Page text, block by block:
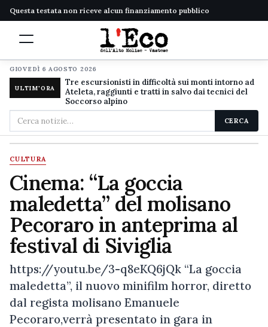
Questa testata non riceve alcun finanziamento pubblico
GIOVEDÌ 6 AGOSTO 2026
ULTIM'ORA
Tre escursionisti in difficoltà sui monti intorno ad
Ateleta, raggiunti e tratti in salvo dai tecnici del
Soccorso alpino
Cerca
nel
sito
CERCA
CULTURA
Cinema: “La goccia
maledetta” del molisano
Pecoraro in anteprima al
festival di Siviglia
https://youtu.be/3-q8eKQ6jQk “La goccia
maledetta”, il nuovo minifilm horror, diretto
dal regista molisano Emanuele
Pecoraro,verrà presentato in gara in